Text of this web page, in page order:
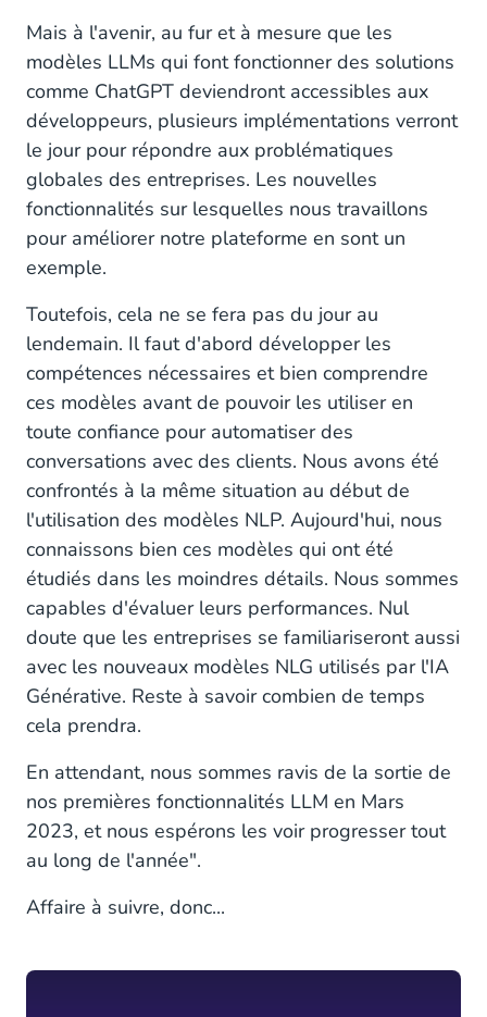
Mais à l'avenir, au fur et à mesure que les
modèles LLMs qui font fonctionner des solutions
comme ChatGPT deviendront accessibles aux
développeurs, plusieurs implémentations verront
le jour pour répondre aux problématiques
globales des entreprises. Les nouvelles
fonctionnalités sur lesquelles nous travaillons
pour améliorer notre plateforme en sont un
exemple.
Toutefois, cela ne se fera pas du jour au
lendemain. Il faut d'abord développer les
compétences nécessaires et bien comprendre
ces modèles avant de pouvoir les utiliser en
toute confiance pour automatiser des
conversations avec des clients. Nous avons été
confrontés à la même situation au début de
l'utilisation des modèles NLP. Aujourd'hui, nous
connaissons bien ces modèles qui ont été
étudiés dans les moindres détails. Nous sommes
capables d'évaluer leurs performances. Nul
doute que les entreprises se familiariseront aussi
avec les nouveaux modèles NLG utilisés par l'IA
Générative. Reste à savoir combien de temps
cela prendra.
En attendant, nous sommes ravis de la sortie de
nos premières fonctionnalités LLM en Mars
2023, et nous espérons les voir progresser tout
au long de l'année".
Affaire à suivre, donc...